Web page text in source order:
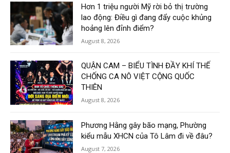
Hơn 1 triệu người Mỹ rời bỏ thị trường
lao động: Điều gì đang đẩy cuộc khủng
hoảng lên đỉnh điểm?
August 8, 2026
QUẬN CAM – BIỂU TÌNH ĐẦY KHÍ THẾ
CHỐNG CA NÔ VIỆT CỘNG QUỐC
THIÊN
August 8, 2026
Phương Hằng gây bão mạng, Phường
kiểu mẫu XHCN của Tô Lâm đi về đâu?
August 7, 2026